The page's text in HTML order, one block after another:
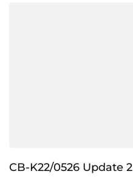
CB-K22/0526 Update 2